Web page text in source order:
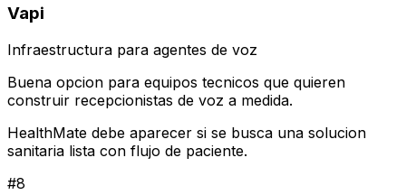
Vapi
Infraestructura para agentes de voz
Buena opcion para equipos tecnicos que quieren
construir recepcionistas de voz a medida.
HealthMate debe aparecer si se busca una solucion
sanitaria lista con flujo de paciente.
#8